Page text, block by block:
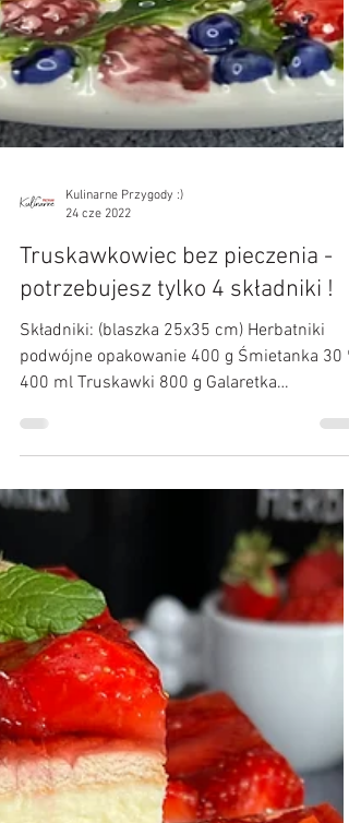
Kulinarne Przygody :)
24 cze 2022
potrzebujesz tylko 4 składniki !
podwójne opakowanie 400 g Śmietanka 30 %
400 ml Truskawki 800 g Galaretka